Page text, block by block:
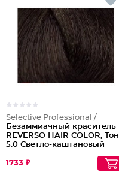
Selective Professional /
Безаммиачный краситель
REVERSO HAIR COLOR, Тон
5.0 Светло-каштановый
1733 ₽